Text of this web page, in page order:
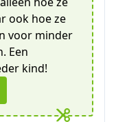
ook hoe ze
voor minder
Een
kind!